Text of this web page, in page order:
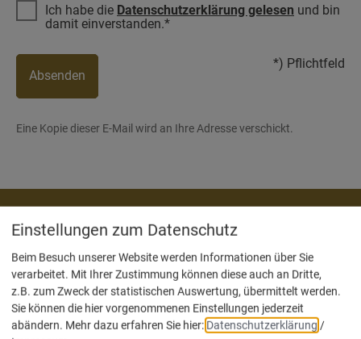
Ich habe die Datenschutzerklärung gelesen und bin
damit einverstanden.*
Absenden
*) Pflichtfeld
Eine Kopie dieser E-Mail wird an Ihre Adresse verschickt.
Wir sind die
Verwaltungsgemeinschaft
Nassenfels, Adelschlag, Egweil.
Einstellungen zum Datenschutz
Beim Besuch unserer Website werden Informationen über Sie
verarbeitet. Mit Ihrer Zustimmung können diese auch an Dritte,
z.B. zum Zweck der statistischen Auswertung, übermittelt werden.
Sie können die hier vorgenommenen Einstellungen jederzeit
abändern. Mehr dazu erfahren Sie hier: Datenschutzerklärung /